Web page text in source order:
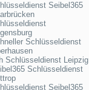
Seibel365
Schlüsseldienst
Schlüsseldienst Leipzig
Schlüsseldienst
Seibel365